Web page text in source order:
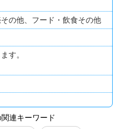
の他、フード・飲食その他
す。
連キーワード